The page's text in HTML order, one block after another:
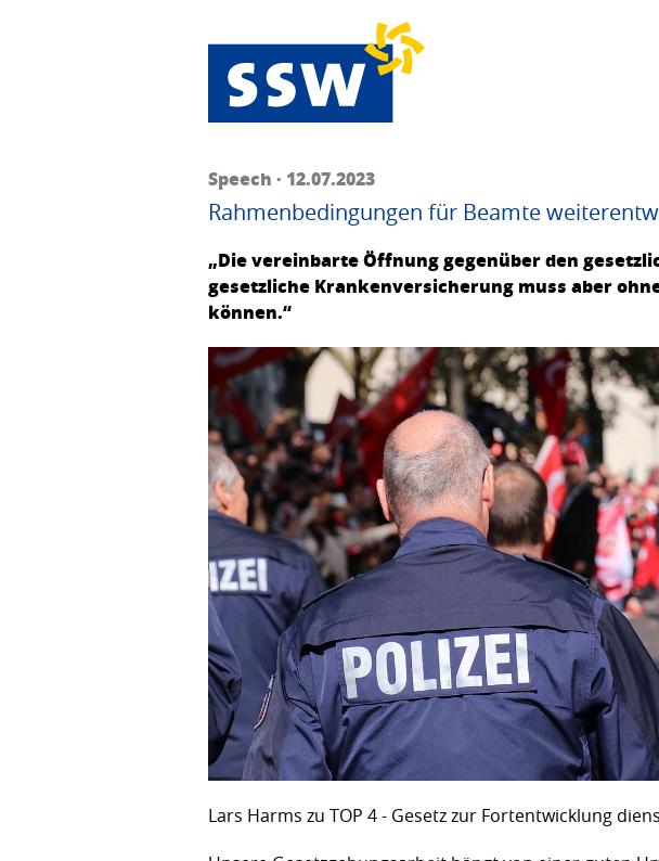
Speech · 12.07.2023
Rahmenbedingungen für Beamte
„Die vereinbarte Öffnung gegenüber den
gesetzliche Krankenversicherung muss aber
können.“
Lars Harms zu TOP 4 - Gesetz zur Fortentwicklung